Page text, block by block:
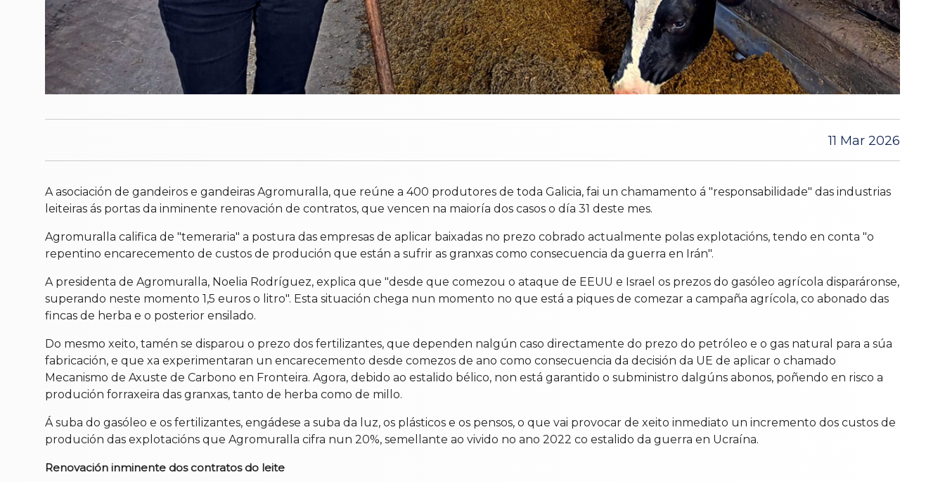
11 Mar 2026
A asociación de gandeiros e gandeiras Agromuralla, que reúne a 400 produtores de toda Galicia, fai un chamamento á "responsabilidade" das industrias
leiteiras ás portas da inminente renovación de contratos, que vencen na maioría dos casos o día 31 deste mes.
Agromuralla califica de "temeraria" a postura das empresas de aplicar baixadas no prezo cobrado actualmente polas explotacións, tendo en conta "o
repentino encarecemento de custos de produción que están a sufrir as granxas como consecuencia da guerra en Irán".
A presidenta de Agromuralla, Noelia Rodríguez, explica que "desde que comezou o ataque de EEUU e Israel os prezos do gasóleo agrícola disparáronse,
superando neste momento 1,5 euros o litro". Esta situación chega nun momento no que está a piques de comezar a campaña agrícola, co abonado das
fincas de herba e o posterior ensilado.
Do mesmo xeito, tamén se disparou o prezo dos fertilizantes, que dependen nalgún caso directamente do prezo do petróleo e o gas natural para a súa
fabricación, e que xa experimentaran un encarecemento desde comezos de ano como consecuencia da decisión da UE de aplicar o chamado
Mecanismo de Axuste de Carbono en Fronteira. Agora, debido ao estalido bélico, non está garantido o subministro dalgúns abonos, poñendo en risco a
produción forraxeira das granxas, tanto de herba como de millo.
Á suba do gasóleo e os fertilizantes, engádese a suba da luz, os plásticos e os pensos, o que vai provocar de xeito inmediato un incremento dos custos de
produción das explotacións que Agromuralla cifra nun 20%, semellante ao vivido no ano 2022 co estalido da guerra en Ucraína.
Renovación inminente dos contratos do leite